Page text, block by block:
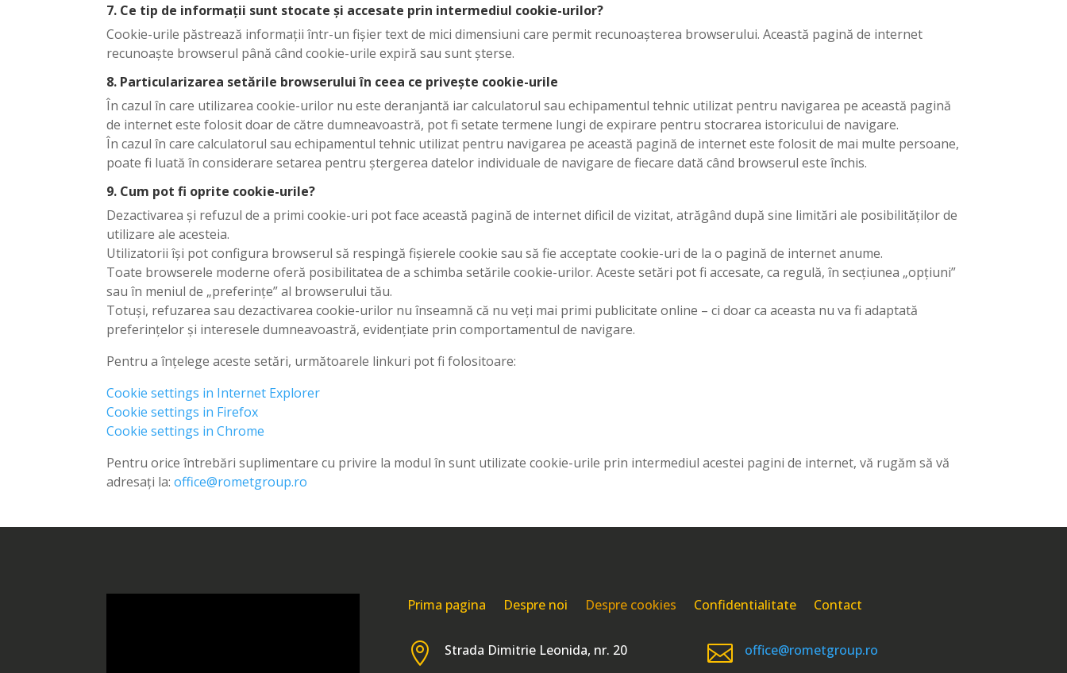
7. Ce tip de informații sunt stocate și accesate prin intermediul cookie-urilor?
Cookie-urile păstrează informații într-un fișier text de mici dimensiuni care permit recunoașterea browserului. Această pagină de internet
recunoaște browserul până când cookie-urile expiră sau sunt șterse.
8. Particularizarea setările browserului în ceea ce privește cookie-urile
În cazul în care utilizarea cookie-urilor nu este deranjantă iar calculatorul sau echipamentul tehnic utilizat pentru navigarea pe această pagină
de internet este folosit doar de către dumneavoastră, pot fi setate termene lungi de expirare pentru stocrarea istoricului de navigare.
În cazul în care calculatorul sau echipamentul tehnic utilizat pentru navigarea pe această pagină de internet este folosit de mai multe persoane,
poate fi luată în considerare setarea pentru ștergerea datelor individuale de navigare de fiecare dată când browserul este închis.
9. Cum pot fi oprite cookie-urile?
Dezactivarea și refuzul de a primi cookie-uri pot face această pagină de internet dificil de vizitat, atrăgând după sine limitări ale posibilităților de
utilizare ale acesteia.
Utilizatorii își pot configura browserul să respingă fișierele cookie sau să fie acceptate cookie-uri de la o pagină de internet anume.
Toate browserele moderne oferă posibilitatea de a schimba setările cookie-urilor. Aceste setări pot fi accesate, ca regulă, în secțiunea „opțiuni”
sau în meniul de „preferințe” al browserului tău.
Totuși, refuzarea sau dezactivarea cookie-urilor nu înseamnă că nu veți mai primi publicitate online – ci doar ca aceasta nu va fi adaptată
preferințelor și interesele dumneavoastră, evidențiate prin comportamentul de navigare.
Pentru a înțelege aceste setări, următoarele linkuri pot fi folositoare:
Cookie settings in Internet Explorer
Cookie settings in Firefox
Cookie settings in Chrome
Pentru orice întrebări suplimentare cu privire la modul în sunt utilizate cookie-urile prin intermediul acestei pagini de internet, vă rugăm să vă
adresați la:office@rometgroup.ro
Prima pagina Despre noi Despre cookies Confidentialitate Contact

Strada Dimitrie Leonida, nr. 20
 office@rometgroup.ro